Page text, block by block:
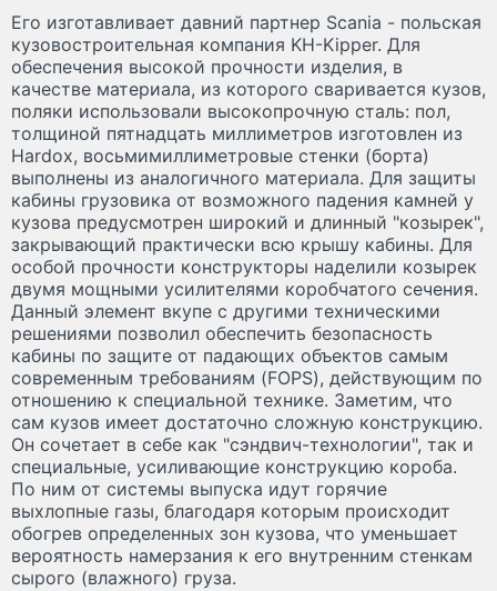
Его изготавливает давний партнер Scania - польская
кузовостроительная компания KH-Kipper. Для
обеспечения высокой прочности изделия, в
качестве материала, из которого сваривается кузов,
поляки использовали высокопрочную сталь: пол,
толщиной пятнадцать миллиметров изготовлен из
Hardox, восьмимиллиметровые стенки (борта)
выполнены из аналогичного материала. Для защиты
кабины грузовика от возможного падения камней у
кузова предусмотрен широкий и длинный "козырек",
закрывающий практически всю крышу кабины. Для
особой прочности конструкторы наделили козырек
двумя мощными усилителями коробчатого сечения.
Данный элемент вкупе с другими техническими
решениями позволил обеспечить безопасность
кабины по защите от падающих объектов самым
современным требованиям (FOPS), действующим по
отношению к специальной технике. Заметим, что
сам кузов имеет достаточно сложную конструкцию.
Он сочетает в себе как "сэндвич-технологии", так и
специальные, усиливающие конструкцию короба.
По ним от системы выпуска идут горячие
выхлопные газы, благодаря которым происходит
обогрев определенных зон кузова, что уменьшает
вероятность намерзания к его внутренним стенкам
сырого (влажного) груза.